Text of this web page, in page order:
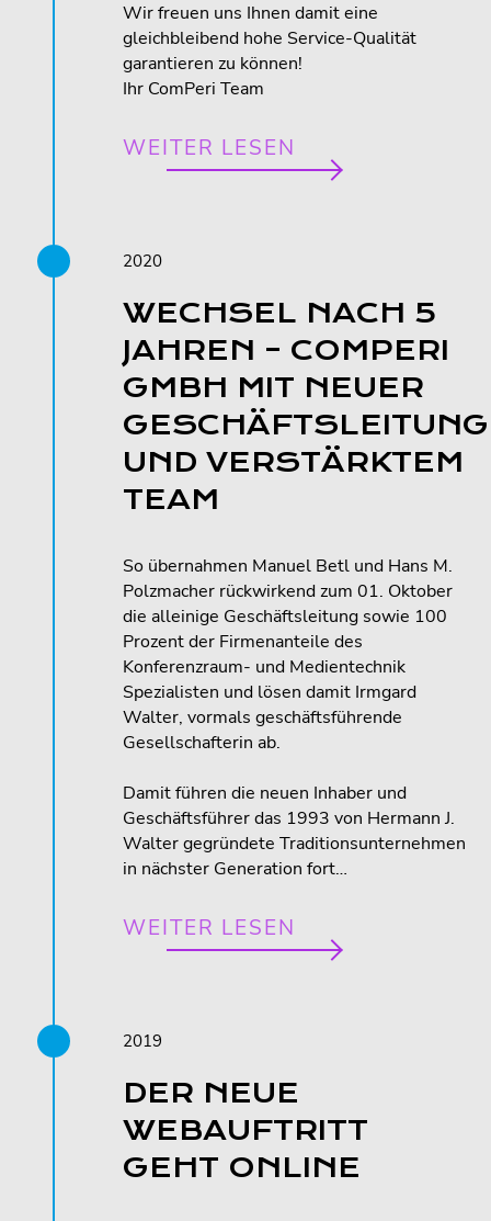
Wir freuen uns Ihnen damit eine
gleichbleibend hohe Service-Qualität
garantieren zu können!
Ihr ComPeri Team
WEITER LESEN
2020
WECHSEL NACH 5
JAHREN – COMPERI
GMBH MIT NEUER
GESCHÄFTSLEITUNG
UND VERSTÄRKTEM
TEAM
So übernahmen Manuel Betl und Hans M.
Polzmacher rückwirkend zum 01. Oktober
die alleinige Geschäftsleitung sowie 100
Prozent der Firmenanteile des
Konferenzraum- und Medientechnik
Spezialisten und lösen damit Irmgard
Walter, vormals geschäftsführende
Gesellschafterin ab.
Damit führen die neuen Inhaber und
Geschäftsführer das 1993 von Hermann J.
Walter gegründete Traditionsunternehmen
in nächster Generation fort…
WEITER LESEN
2019
DER NEUE
WEBAUFTRITT
GEHT ONLINE